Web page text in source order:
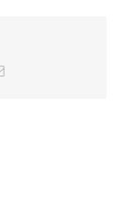
Email